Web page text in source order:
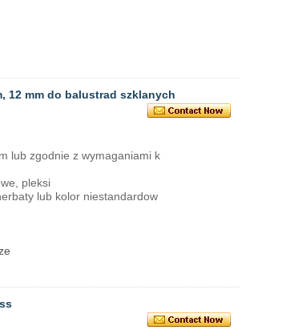
12 mm do balustrad szklanych
lub zgodnie z wymaganiami k
pleksi
lub kolor niestandardow